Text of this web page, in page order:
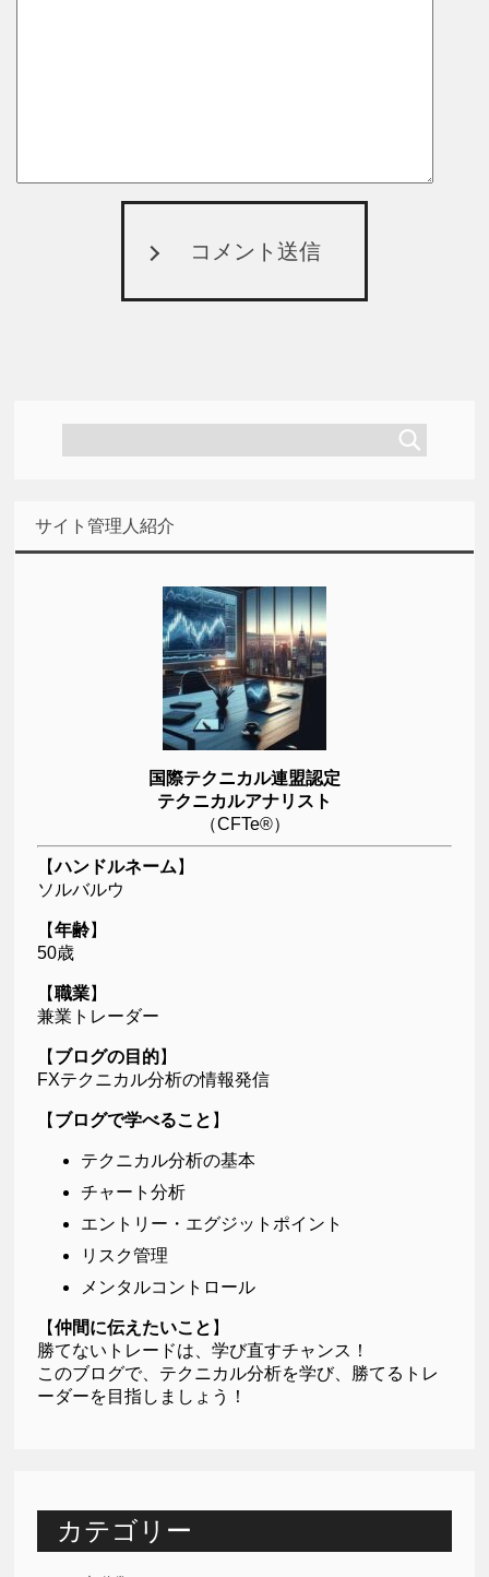
コメント送信
サイト管理人紹介
国際テクニカル連盟認定
テクニカルアナリスト
（CFTe®）
【ハンドルネーム】
ソルバルウ
【年齢】
50歳
【職業】
兼業トレーダー
【 ブログの目的】
FXテクニカル分析の情報発信
【 ブログで学べること 】
テクニカル分析の基本
チャート分析
エントリー・エグジットポイント
リスク管理
メンタルコントロール
【仲間に伝えたいこと 】
勝てないトレードは、学び直すチャンス！
このブログで、テクニカル分析を学び、勝てるトレ
ーダーを目指しましょう！
カテゴリー